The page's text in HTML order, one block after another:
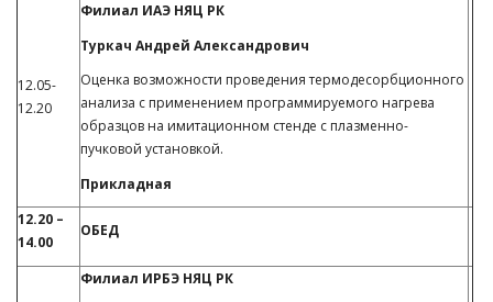
12.05-
12.20
Филиал ИАЭ НЯЦ РК
Туркач Андрей Александрович
Оценка возможности проведения термодесорбционного
анализа с применением программируемого нагрева
образцов на имитационном стенде с плазменно-
пучковой установкой.
Прикладная
12.20 –
14.00
ОБЕД
Филиал ИРБЭ НЯЦ РК